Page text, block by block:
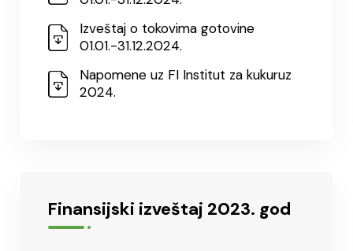
Izveštaj o tokovima gotovine
01.01.-31.12.2024.
Napomene uz FI Institut za kukuruz
2024.
Finansijski izveštaj 2023. god